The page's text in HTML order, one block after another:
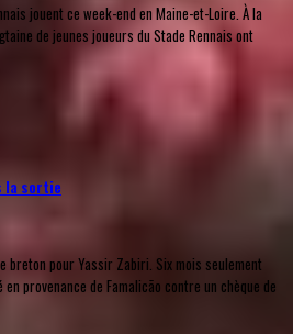
jouent ce week-end en Maine-et-Loire. À la
de jeunes joueurs du Stade Rennais ont
la sortie
breton pour Yassir Zabiri. Six mois seulement
provenance de Famalicão contre un chèque de